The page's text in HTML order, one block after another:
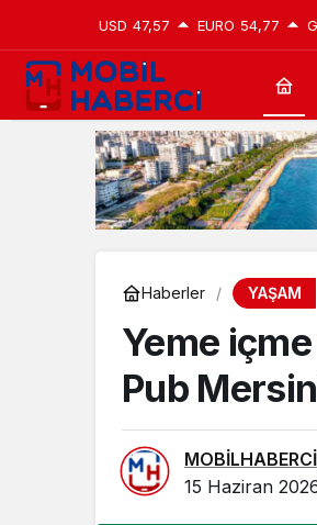
USD 47,57 EURO 54,77
Haberler YAŞAM
Yeme
Pub
MOBİLHABERCİ
15 Haziran